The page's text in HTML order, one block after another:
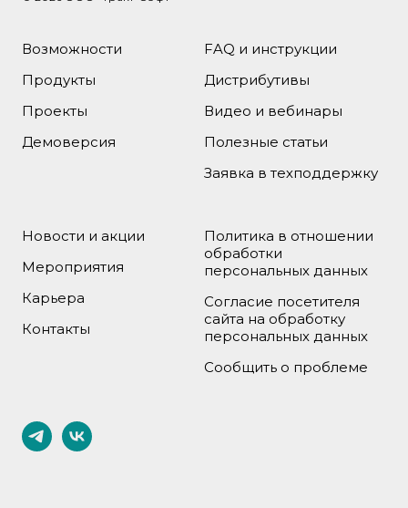
Возможности
Продукты
Проекты
Демоверсия
FAQ и инструкции
Дистрибутивы
Видео и вебинары
Полезные статьи
Заявка в техподдержку
Новости и акции
Мероприятия
Карьера
Контакты
Политика в отношении
обработки
персональных данных
Согласие посетителя
сайта на обработку
персональных данных
Сообщить о проблеме